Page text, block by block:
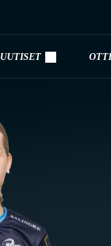
UUTISET